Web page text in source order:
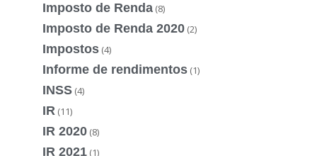
Imposto de Renda (8)
Imposto de Renda 2020 (2)
Impostos (4)
Informe de rendimentos (1)
INSS (4)
IR (11)
IR 2020 (8)
IR 2021 (1)